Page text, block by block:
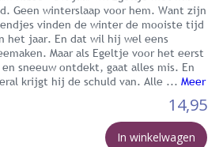
Geen winterslaap voor hem. Want zijn
vinden de winter de mooiste tijd
het jaar. En dat wil hij wel eens
Maar als Egeltje voor het eerst
sneeuw ontdekt, gaat alles mis. En
krijgt hij de schuld van. Alle ... Meer
14,95
In winkelwagen